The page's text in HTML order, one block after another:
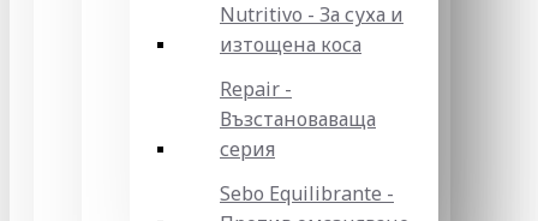
Nutritivo - За суха и
изтощена коса
Repair -
Възстановаваща
серия
Sebo Equilibrante -